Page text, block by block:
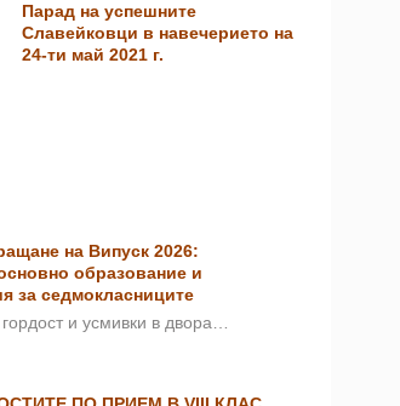
Парад на успешните
Славейковци в навечерието на
24-ти май 2021 г.
на Випуск 2026:
образование и
за седмокласниците
и усмивки в двора…